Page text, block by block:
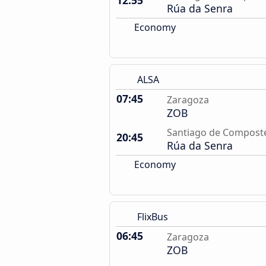
Rúa da Senra
Economy
ALSA
07:45 Zaragoza
ZOB
20:45
Santiago de
Rúa da Senra
Economy
FlixBus
06:45 Zaragoza
ZOB